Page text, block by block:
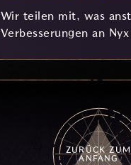
Wir teilen mit, was
Verbesserungen an
ZURÜCK ZUM
ANFANG